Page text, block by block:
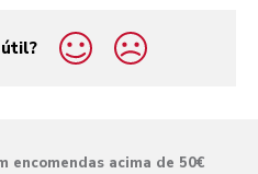
encomendas acima de 50€